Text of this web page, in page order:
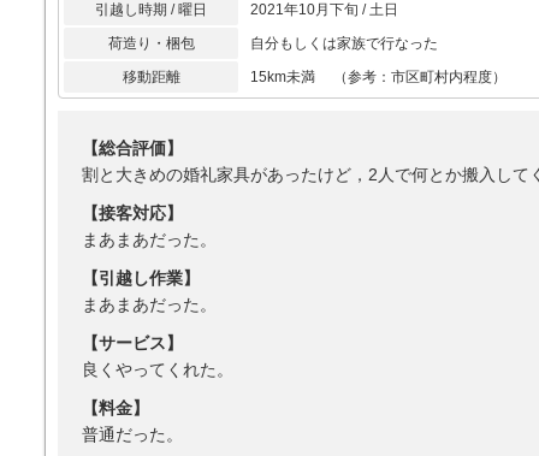
引越し時期 / 曜日
2021年10月下旬 / 土日
荷造り・梱包
自分もしくは家族で行なった
移動距離
15km未満 （参考：市区町村内程度）
【総合評価】
割と大きめの婚礼家具があったけど，2人で何とか搬入して
【接客対応】
まあまあだった。
【引越し作業】
まあまあだった。
【サービス】
良くやってくれた。
【料金】
普通だった。